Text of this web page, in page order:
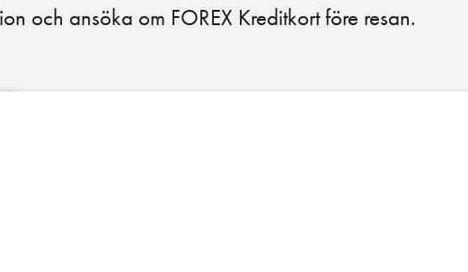
och ansöka om FOREX Kreditkort före resan.